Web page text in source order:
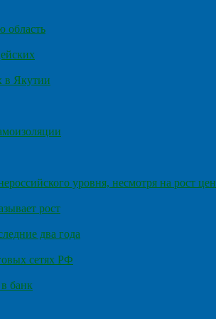
область
в Якутии
уровня, несмотря на рост цен
рост
два года
сетях РФ
банк